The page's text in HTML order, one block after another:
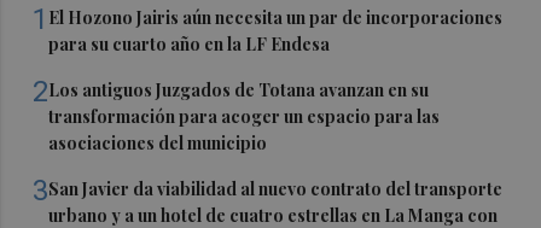
1 El Hozono Jairis aún necesita un par de incorporaciones
para su cuarto año en la LF Endesa
2Los antiguos Juzgados de Totana avanzan en su
transformación para acoger un espacio para las
asociaciones del municipio
3San Javier da viabilidad al nuevo contrato del transporte
urbano y a un hotel de cuatro estrellas en La Manga con